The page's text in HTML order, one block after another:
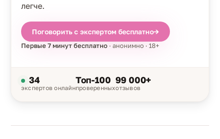
легче.
Поговорить с экспертом бесплатно→
Первые 7 минут бесплатно · анонимно · 18+
34
экспертов онлайн
Топ-100
проверенных
99 000+
отзывов